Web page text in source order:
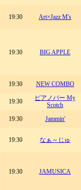
19:30 Art×Jazz M's
19:30 BIG APPLE
19:30
NEW COMBO
19:30
ピアノバー My
Scotch
19:30
Jammin'
19:30 なぁ～じゅ
19:30 JAMUSICA